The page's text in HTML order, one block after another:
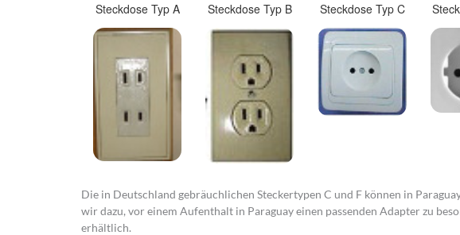
Steckdose Typ A Steckdose Typ B Steckdose Typ C
Die in Deutschland gebräuchlichen Steckertypen C und F können in
wir dazu, vor einem Aufenthalt in Paraguay einen passenden Adapter zu
erhältlich.